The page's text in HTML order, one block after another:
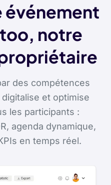
événement
notre
des compétences
et optimise
les participants :
agenda dynamique,
en temps réel.